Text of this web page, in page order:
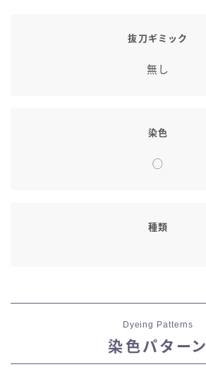
抜刀ギミック
無し
染色
◯
種類
Dyeing Patterns
染色パターン